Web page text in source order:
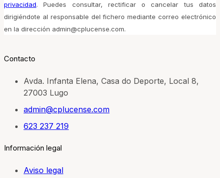
privacidad. Puedes consultar, rectificar o cancelar tus datos
dirigiéndote al responsable del fichero mediante correo electrónico
en la dirección admin@cplucense.com.
Contacto
Avda. Infanta Elena, Casa do Deporte, Local 8,
27003 Lugo
admin@cplucense.com
623 237 219
Información legal
Aviso legal